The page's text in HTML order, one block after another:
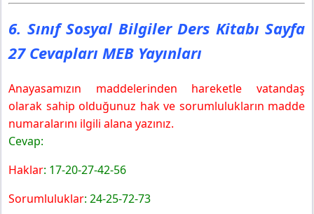
6. Sınıf Sosyal Bilgiler Ders Kitabı Sayfa
27 Cevapları MEB Yayınları
Anayasamızın maddelerinden hareketle vatandaş
olarak sahip olduğunuz hak ve sorumlulukların madde
numaralarını ilgili alana yazınız.
Cevap:
Haklar: 17-20-27-42-56
Sorumluluklar: 24-25-72-73